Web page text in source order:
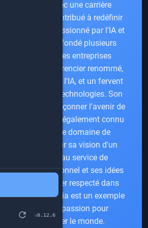
refresh v0.12.6
émergentes. Avec une carrière
il a contribué à redéfinir
machine. Passionné par l'IA et
a également co-fondé plusieurs
de grandes entreprises
est un conférencier renommé,
ouvrages sur l'IA, et un fervent
dans les technologies. Son
d'inspirer et de façonner l'avenir de
Il est également connu
dans le domaine de
(IoT) et pour sa vision d'un
technologie est au service de
exceptionnel et ses idées
en font un leader respecté dans
Luc Julia est un exemple
manière dont la passion pour
peut transformer le monde.